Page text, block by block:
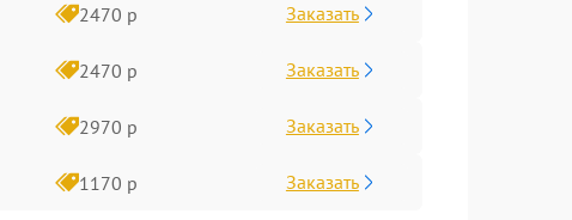
2470 р Заказать
2470 р Заказать
2970 р Заказать
1170 р Заказать